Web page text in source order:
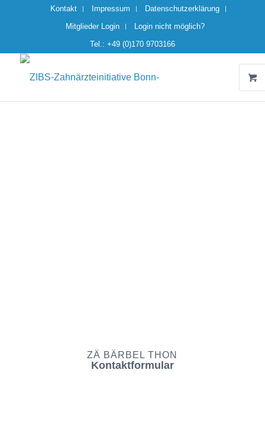
Kontakt Impressum
Datenschutzerklärung
Mitglieder Login
Login nicht möglich?
Tel.: +49 (0)170 9703166
ZÄ BÄRBEL THON
Kontaktformular